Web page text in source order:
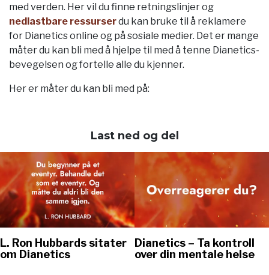
med verden. Her vil du finne retningslinjer og
nedlastbare ressurserdu kan bruke til å reklamere
for Dianetics online og på sosiale medier. Det er mange
måter du kan bli med å hjelpe til med å tenne Dianetics-
bevegelsen og fortelle alle du kjenner.
Her er måter du kan bli med på:
Last ned og del
L. Ron Hubbards sitater
om Dianetics
Dianetics – Ta kontroll
over din mentale helse